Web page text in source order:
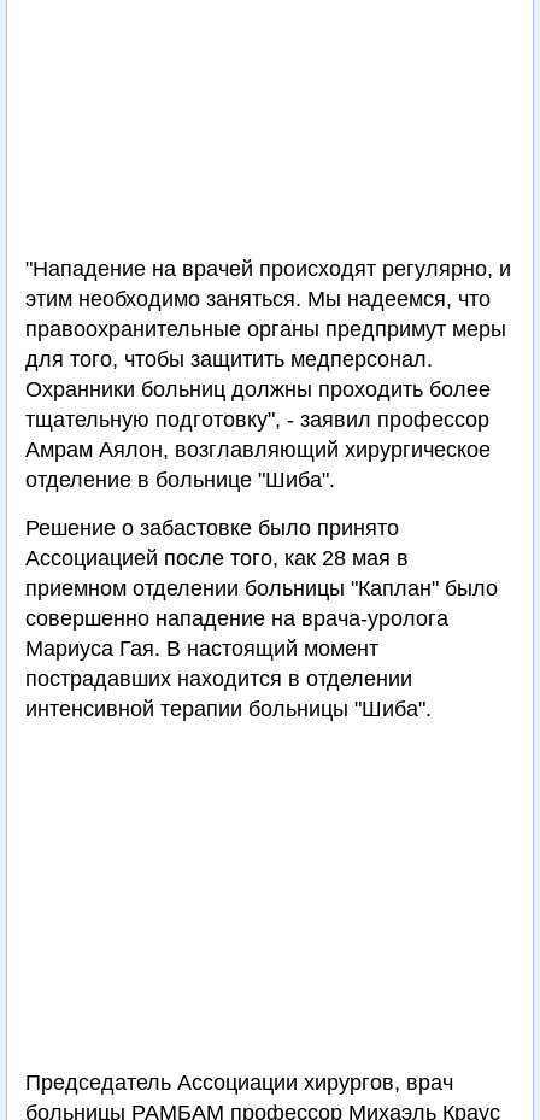
"Нападение на врачей происходят регулярно, и
этим необходимо заняться. Мы надеемся, что
правоохранительные органы предпримут меры
для того, чтобы защитить медперсонал.
Охранники больниц должны проходить более
тщательную подготовку", - заявил профессор
Амрам Аялон, возглавляющий хирургическое
отделение в больнице "Шиба".
Решение о забастовке было принято
Ассоциацией после того, как 28 мая в
приемном отделении больницы "Каплан" было
совершенно нападение на врача-уролога
Мариуса Гая. В настоящий момент
пострадавших находится в отделении
интенсивной терапии больницы "Шиба".
Председатель Ассоциации хирургов, врач
больницы РАМБАМ профессор Михаэль Краус